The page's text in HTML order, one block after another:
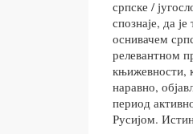
српске /
спознаје, да
оснивачем
релевантном
књижевности,
наравно,
период
Русијом.